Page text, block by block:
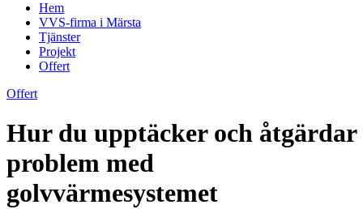
Hem
VVS-firma i Märsta
Tjänster
Projekt
Offert
Offert
Hur du upptäcker och åtgärdar
problem med
golvvärmesystemet